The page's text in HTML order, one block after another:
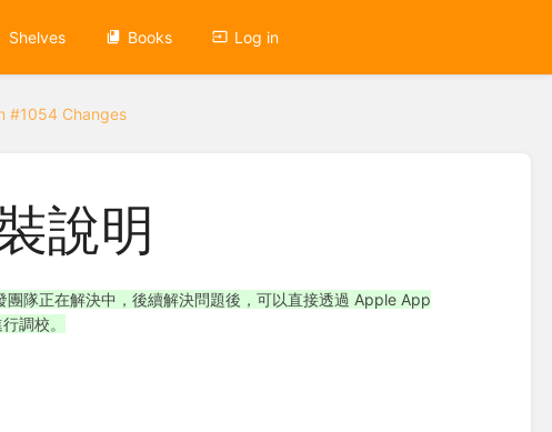
Shelves Books Log in
#1054 Changes
說明
隊正在解決中，後續解決問題後，可以直接透過 Apple App
調校。